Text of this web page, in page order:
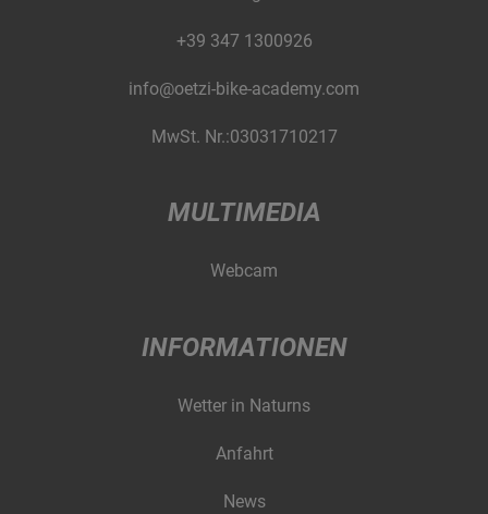
+39 347 1300926
info@oetzi-bike-academy.com
MwSt. Nr.:03031710217
MULTIMEDIA
Webcam
INFORMATIONEN
Wetter in Naturns
Anfahrt
News